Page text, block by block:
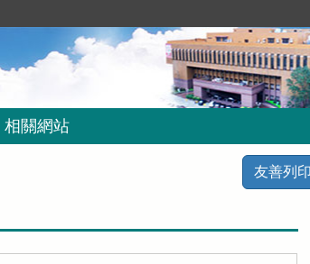
相關網站
友善列印